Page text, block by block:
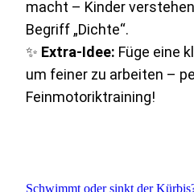
macht – Kinder
Begriff „Dichte“.
✨ Extra-Idee: Füge eine
um feiner zu arbeiten –
Feinmotoriktraining!
Schwimmt oder sinkt der